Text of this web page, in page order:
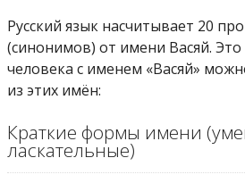
Русский язык насчитывает 20
(синонимов) от имени Васяй. Это
человека с именем «Васяй»
из этих имён:
Краткие формы имени
ласкательные)